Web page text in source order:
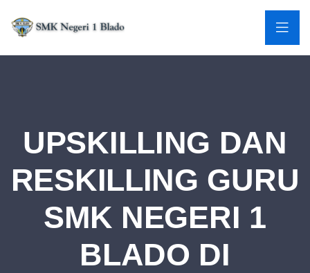
UPSKILLING DAN
RESKILLING GURU
SMK NEGERI 1
BLADO DI